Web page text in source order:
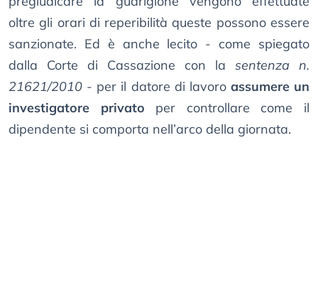
oltre gli orari di reperibilità queste possono essere
sanzionate. Ed è anche lecito - come spiegato
dalla Corte di Cassazione con la sentenza n.
21621/2010 - per il datore di lavoro assumere un
investigatore privato per controllare come il
dipendente si comporta nell’arco della giornata.